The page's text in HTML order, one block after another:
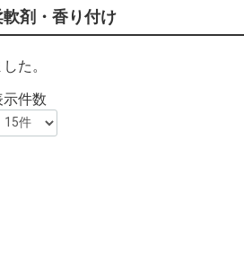
軟剤・香り付け
た。
示件数